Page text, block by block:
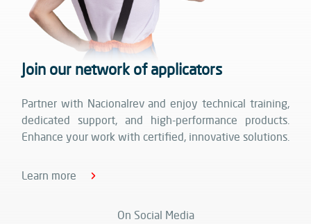
Join our network of applicators
Partner with Nacionalrev and enjoy technical training,
dedicated support, and high-performance products.
Enhance your work with certified, innovative solutions.
Learn more
On Social Media